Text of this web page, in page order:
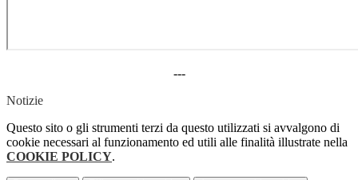
---
Notizie
Questo sito o gli strumenti terzi da questo utilizzati si avvalgono di
cookie necessari al funzionamento ed utili alle finalità illustrate nella
COOKIE POLICY.